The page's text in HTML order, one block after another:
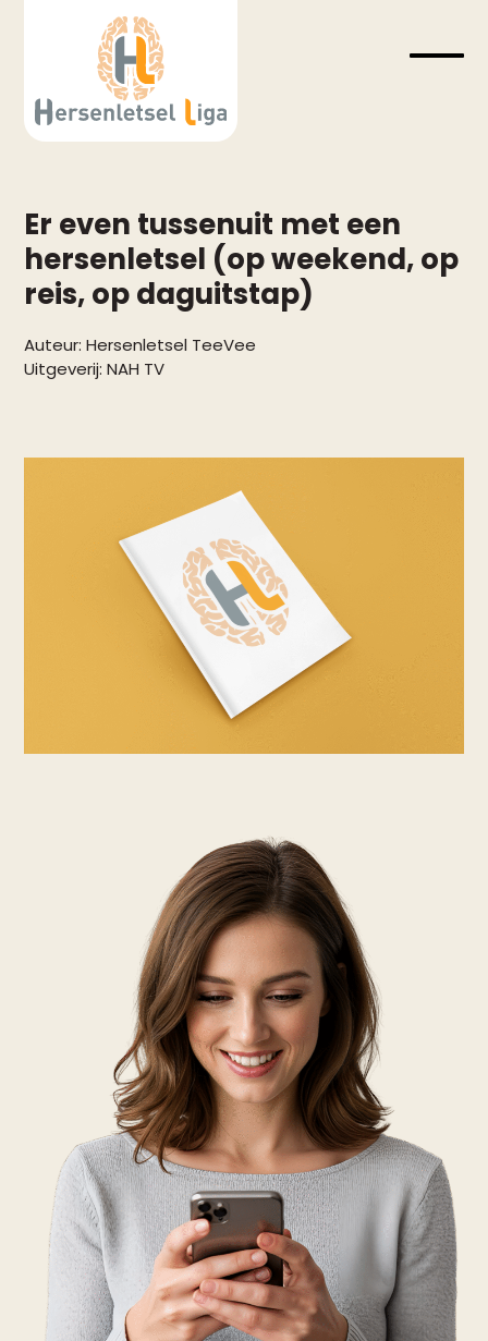
Er even tussenuit met een
hersenletsel (op weekend, op
reis, op daguitstap)
Auteur: Hersenletsel TeeVee
Uitgeverij: NAH TV